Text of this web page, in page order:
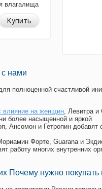
влагалища
Купить
с нами
полноценной счастливой
влияние на женщин, Левитра и
более насыщенной и яркой
Ансомон и Гетропин
Форте, Guarana и
работу многих внутренних
Почему нужно покупать